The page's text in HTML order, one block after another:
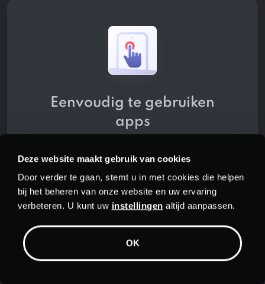
Deze website maakt gebruik van cookies
Door verder te gaan, stemt u in met cookies die helpen
bij het beheren van onze website en uw ervaring
verbeteren. U kunt uw instellingen altijd aanpassen.
OK
Eenvoudig te gebruiken
apps
gebruiken. Download gewoon een
van onze gratis apps voor Windows,
Android, Mac, iPhone, iPad, Android
TV of Amazon Fire TV Stick. Met één
druk op de knop kunt u uw gegevens
beschermen.